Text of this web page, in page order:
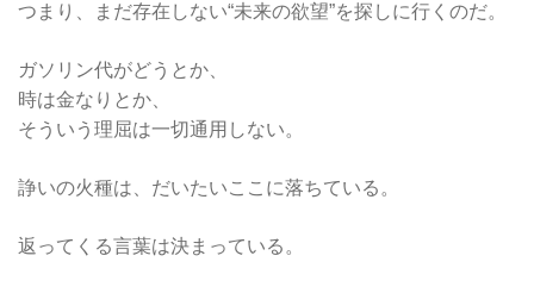
つまり、まだ存在しない“未来の欲望”を探しに行くのだ。
ガソリン代がどうとか、
時は金なりとか、
そういう理屈は一切通用しない。
諍いの火種は、だいたいここに落ちている。
返ってくる言葉は決まっている。